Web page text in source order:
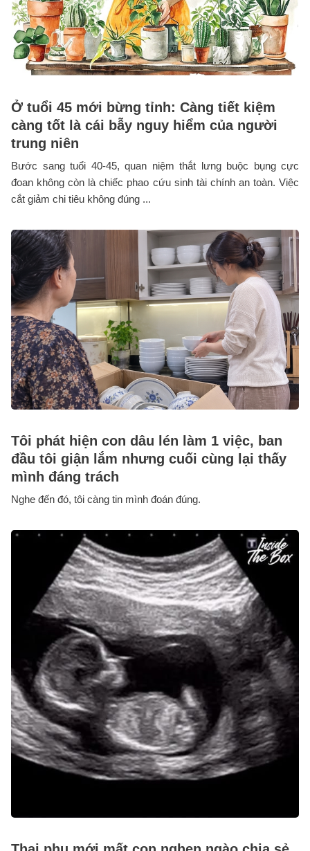
Ở tuổi 45 mới bừng tỉnh: Càng tiết kiệm
càng tốt là cái bẫy nguy hiểm của người
trung niên
Bước sang tuổi 40-45, quan niệm thắt lưng buộc bụng cực
đoan không còn là chiếc phao cứu sinh tài chính an toàn. Việc
cắt giảm chi tiêu không đúng ...
Tôi phát hiện con dâu lén làm 1 việc, ban
đầu tôi giận lắm nhưng cuối cùng lại thấy
mình đáng trách
Nghe đến đó, tôi càng tin mình đoán đúng.